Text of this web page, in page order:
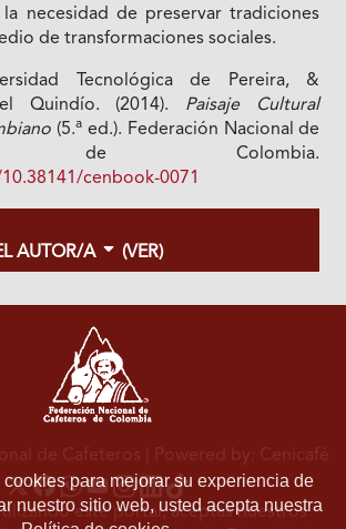
necesidad de preservar tradiciones
de transformaciones sociales.
Tecnológica de Pereira, &
Quindío. (2014). Paisaje Cultural
(5.a ed.). Federación Nacional de
de Colombia.
cenbook-0071
AUTOR/A (VER)
cookies para mejorar su experiencia de
nuestro sitio web, usted acepta nuestra
de Cafeteros | Powered by: Cenicafé
este portal, aceptas nuestros